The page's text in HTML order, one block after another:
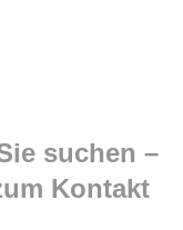
suchen –
Kontakt